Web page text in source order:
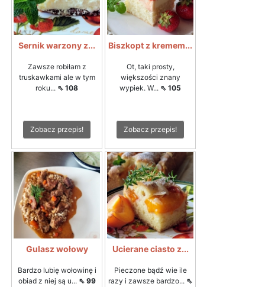
Sernik warzony z...
Zawsze robiłam z
truskawkami ale w tym
roku... ⇖ 108
Zobacz przepis!
Biszkopt z kremem...
Ot, taki prosty,
większości znany
wypiek. W... ⇖ 105
Zobacz przepis!
Gulasz wołowy
Bardzo lubię wołowinę i
obiad z niej są u... ⇖ 99
Ucierane ciasto z...
Pieczone bądź wie ile
razy i zawsze bardzo... ⇖